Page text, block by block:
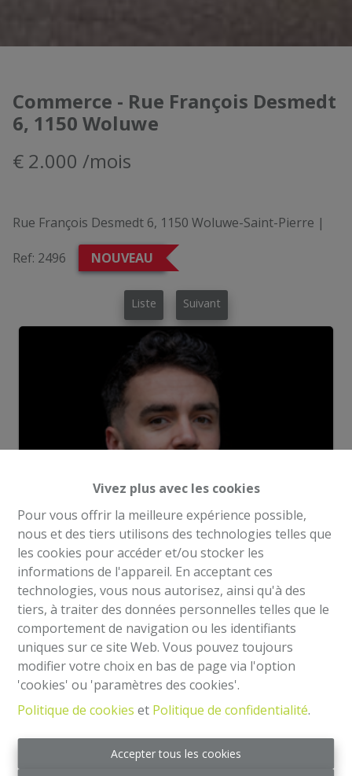
Vivez plus avec les cookies
Pour vous offrir la meilleure expérience possible,
nous et des tiers utilisons des technologies telles que
les cookies pour accéder et/ou stocker les
informations de l'appareil. En acceptant ces
technologies, vous nous autorisez, ainsi qu'à des
tiers, à traiter des données personnelles telles que le
comportement de navigation ou les identifiants
uniques sur ce site Web. Vous pouvez toujours
modifier votre choix en bas de page via l'option
'cookies' ou 'paramètres des cookies'.
Politique de cookies et Politique de confidentialité.
Accepter tous les cookies
Commerce - Rue François Desmedt
6, 1150 Woluwe
€ 2.000 /mois
Rue François Desmedt 6, 1150 Woluwe-Saint-Pierre |
Ref: 2496 NOUVEAU
Liste Suivant
Demande d'informations
100 m²
ALTA HOME vous propose un superbe rez commercial
à louer bien situé avec une belle surface de +/- 100 m²
et dans un état impeccable. Plusieurs affectations sont
possibles (anciennement une pizzeria à emporter) sauf